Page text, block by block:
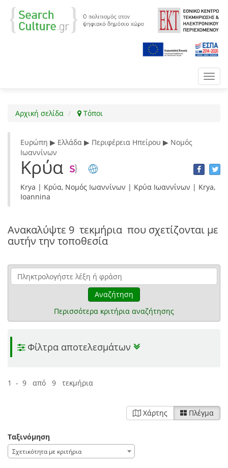
Αρχική σελίδα Τόποι
Ευρώπη ▶ Ελλάδα ▶ Περιφέρεια Ηπείρου ▶ Νομός
Ιωαννίνων
Κρύα
Krya | Κρύα, Νομός Ιωαννίνων | Κρύα Ιωαννίνων | Krya,
Ioannina
Ανακαλύψτε 9 τεκμήρια που σχετίζονται με
αυτήν την τοποθεσία
Αναζήτηση
Περισσότερα κριτήρια αναζήτησης
Φίλτρα αποτελεσμάτων
1 - 9 από 9 τεκμήρια
Χάρτης Πλέγμα
Ταξινόμηση
Σχετικότητα με κριτήρια